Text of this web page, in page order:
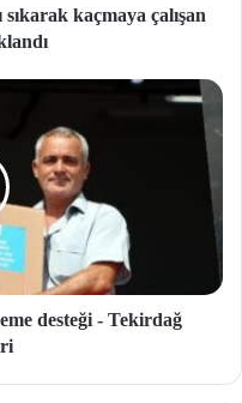
kaçmaya çalışan
desteği - Tekirdağ